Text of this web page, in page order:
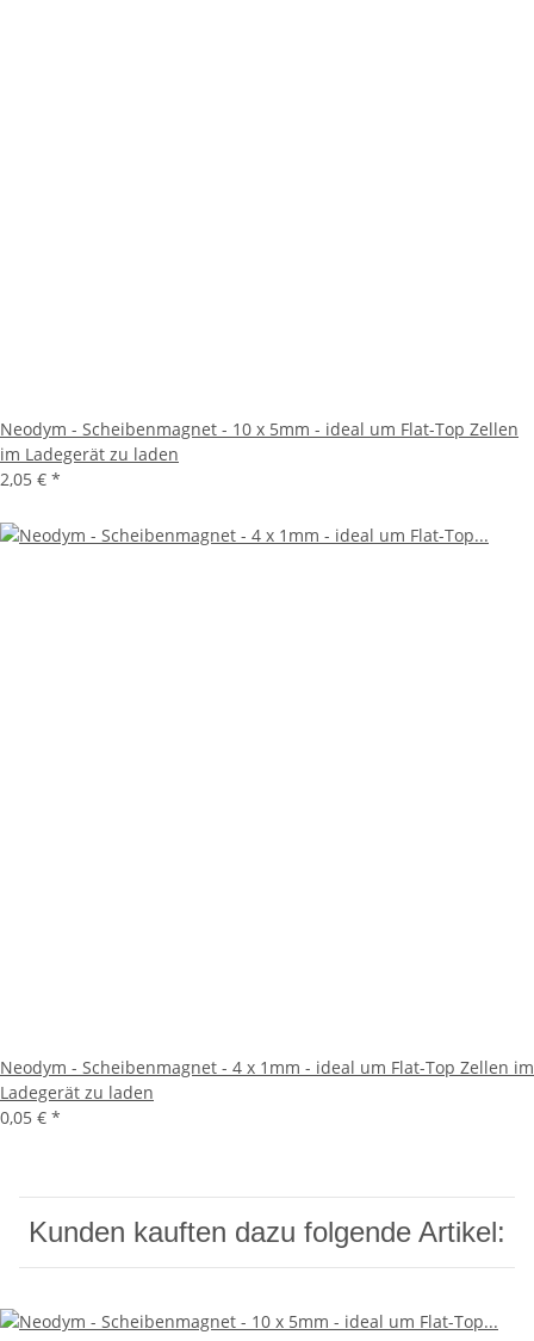
Neodym - Scheibenmagnet - 10 x 5mm - ideal um Flat-Top Zellen
im Ladegerät zu laden
2,05 € *
Neodym - Scheibenmagnet - 4 x 1mm - ideal um Flat-Top Zellen im
Ladegerät zu laden
0,05 € *
Kunden kauften dazu folgende Artikel: